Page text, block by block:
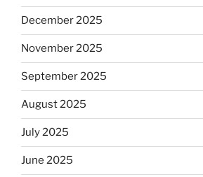
December 2025
November 2025
September 2025
August 2025
July 2025
June 2025